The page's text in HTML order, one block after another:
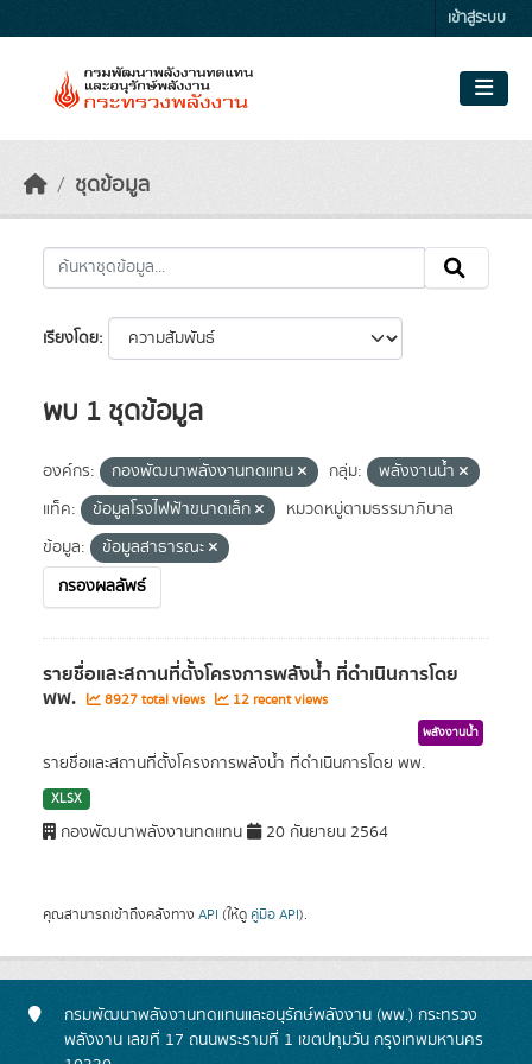
เข้าสู่ระบบ
ชุดข้อมูล
เรียงโดย
พบ 1 ชุดข้อมูล
องค์กร: กองพัฒนาพลังงานทดแทน กลุ่ม:
พลังงานน้ำ
แท็ค:
ข้อมูลโรงไฟฟ้าขนาดเล็ก
หมวดหมู่ตามธรรมาภิบาล
ข้อมูล:
ข้อมูลสาธารณะ
กรองผลลัพธ์
รายชื่อและสถานที่ตั้งโครงการพลังน้ำ ที่ดำเนินการโดย
พพ. 8927 total views 12 recent views
พลังงานน้ำ
รายชื่อและสถานที่ตั้งโครงการพลังน้ำ ที่ดำเนินการโดย พพ.
XLSX
กองพัฒนาพลังงานทดแทน 20 กันยายน 2564
คุณสามารถเข้าถึงคลังทาง API (ให้ดู คู่มือ API).
กรมพัฒนาพลังงานทดแทนและอนุรักษ์พลังงาน (พพ.) กระทรวง
พลังงาน เลขที่ 17 ถนนพระรามที่ 1 เขตปทุมวัน กรุงเทพมหานคร